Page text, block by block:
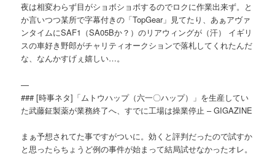
夜は相変わらず目がショボショボするのでロクに作業出来ず。と
か言いつつ某所で字幕付きの「TopGear」見てたり、あぁアヴァ
ンタイムにSAF1（SA05Bか？）のリアウィングが（汗） イギリ
スの車好き野郎がチャリティオークションで落札してくれたんだ
な、なんかすげぇ嬉しい…。
—
### [時事ネタ]「ムトウハップ（六一〇ハップ）」を生産してい
た武藤鉦製薬が業務終了へ、すでに工場は操業停止 – GIGAZINE
まぁ予想されてた事ですがついに。効くと評判だったので試すか
と思ったらちょうど例の事件が始まって結局試せなかったオレ。